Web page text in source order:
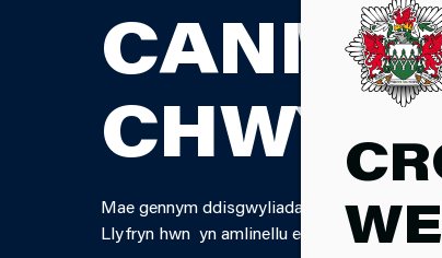
Mae gennym ddisgwyliadau mawr o’n holl
Llyfryn hwn yn amlinellu ein gweithdrefn ar